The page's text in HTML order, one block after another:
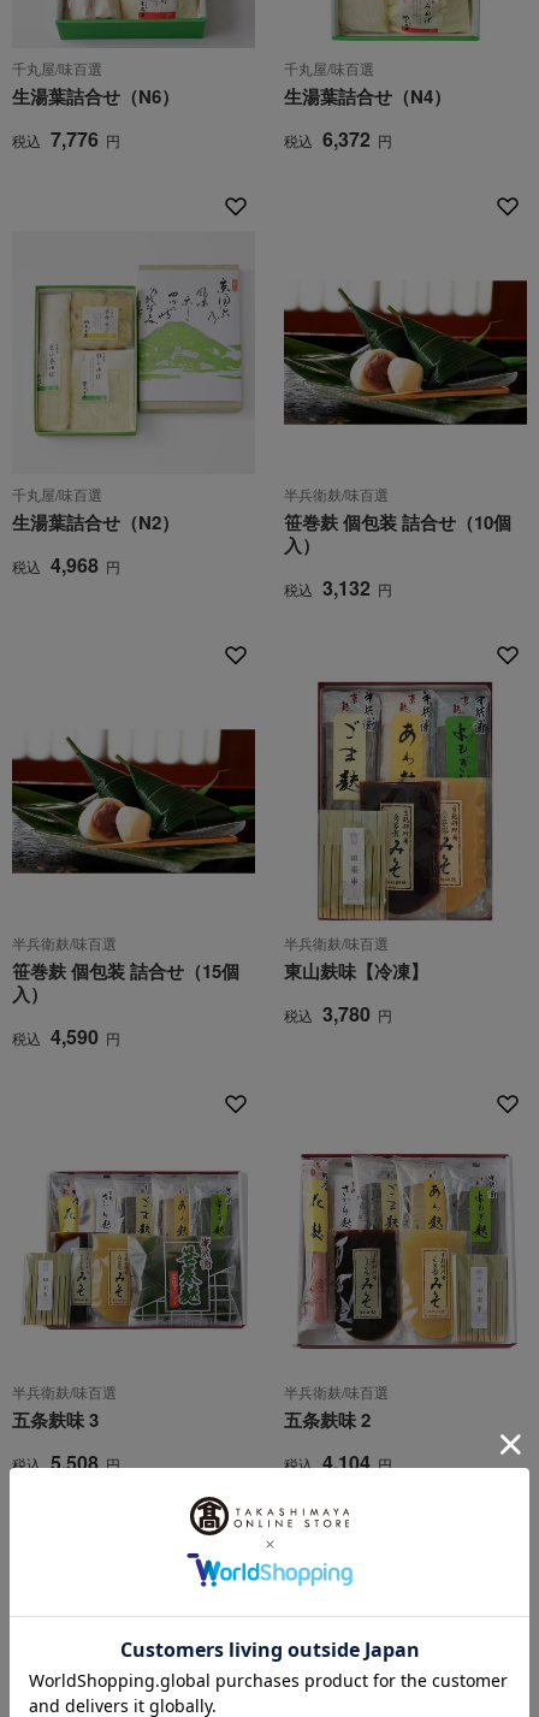
千丸屋/味百選
生湯葉詰合せ（N6）
税込 7,776 円
千丸屋/味百選
生湯葉詰合せ（N4）
税込 6,372 円
千丸屋/味百選
生湯葉詰合せ（N2）
税込 4,968 円
半兵衛麸/味百選
笹巻麸 個包装 詰合せ（10個
入）
税込 3,132 円
半兵衛麸/味百選
笹巻麸 個包装 詰合せ（15個
入）
税込 4,590 円
半兵衛麸/味百選
東山麸味【冷凍】
税込 3,780 円
半兵衛麸/味百選
五条麸味 3
税込 5,508 円
半兵衛麸/味百選
五条麸味 2
税込 4,104 円